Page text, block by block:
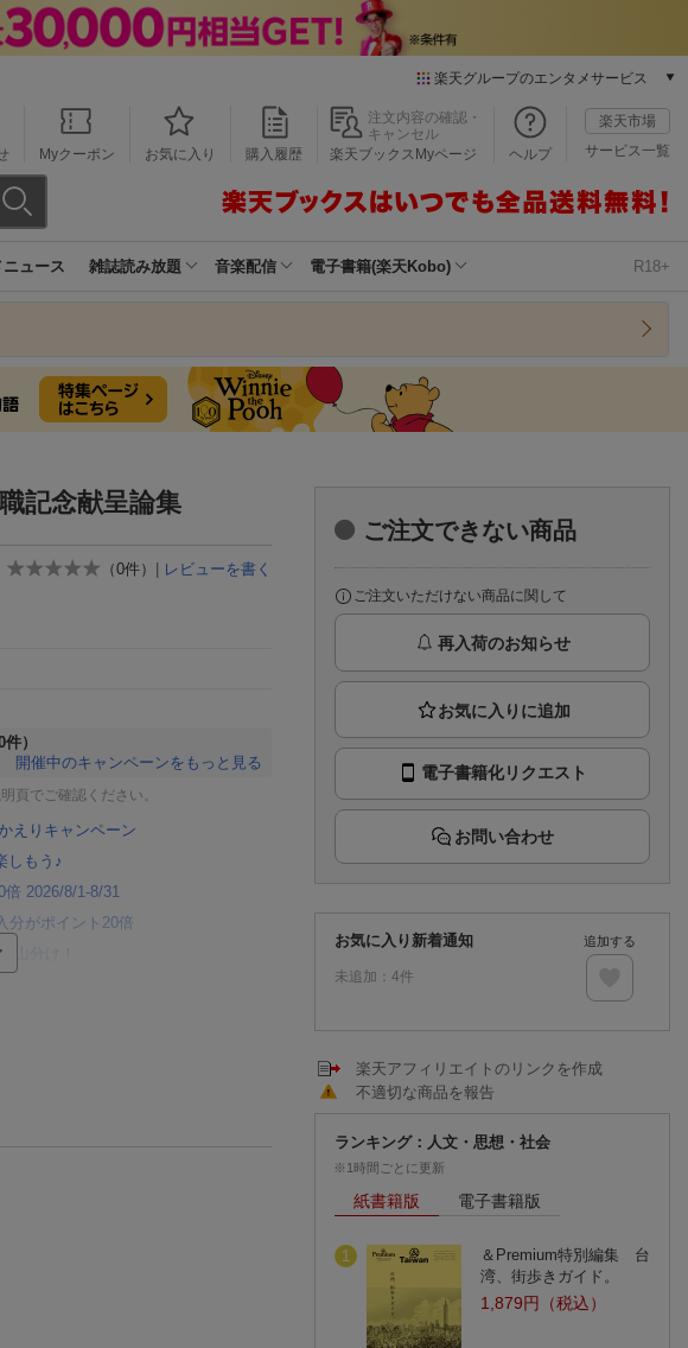
楽天グループのエンタメサービス
本/ゲーム/CD/DVD
楽天ブックス
楽天Kobo
楽天チケット
エンタメニュース
推し楽
Myクーポン お気に入り 購入履歴
注文内容の確認・
キャンセル
楽天ブックスMyページ
ヘルプ
楽天市場
サービス一覧
ュース 雑誌読み放題 音楽配信 電子書籍(楽天Kobo) R18+
記念献呈論集
（0件） | レビューを書く
件）
開催中のキャンペーンをもっと見る
頁でご確認ください。
えりキャンペーン
しもう♪
倍 2026/8/1-8/31
分がポイント20倍
山分け！
ご注文できない商品
ご注文いただけない商品に関して
再入荷のお知らせ
電子書籍化リクエスト
お問い合わせ
お気に入り新着通知
未追加： 4件
追加する
楽天アフィリエイトのリンクを作成
不適切な商品を報告
ランキング：人文・思想・社会
※1時間ごとに更新
紙書籍版 電子書籍版
1
＆Premium特別編集 台
湾、街歩きガイド。
1,879円（税込）